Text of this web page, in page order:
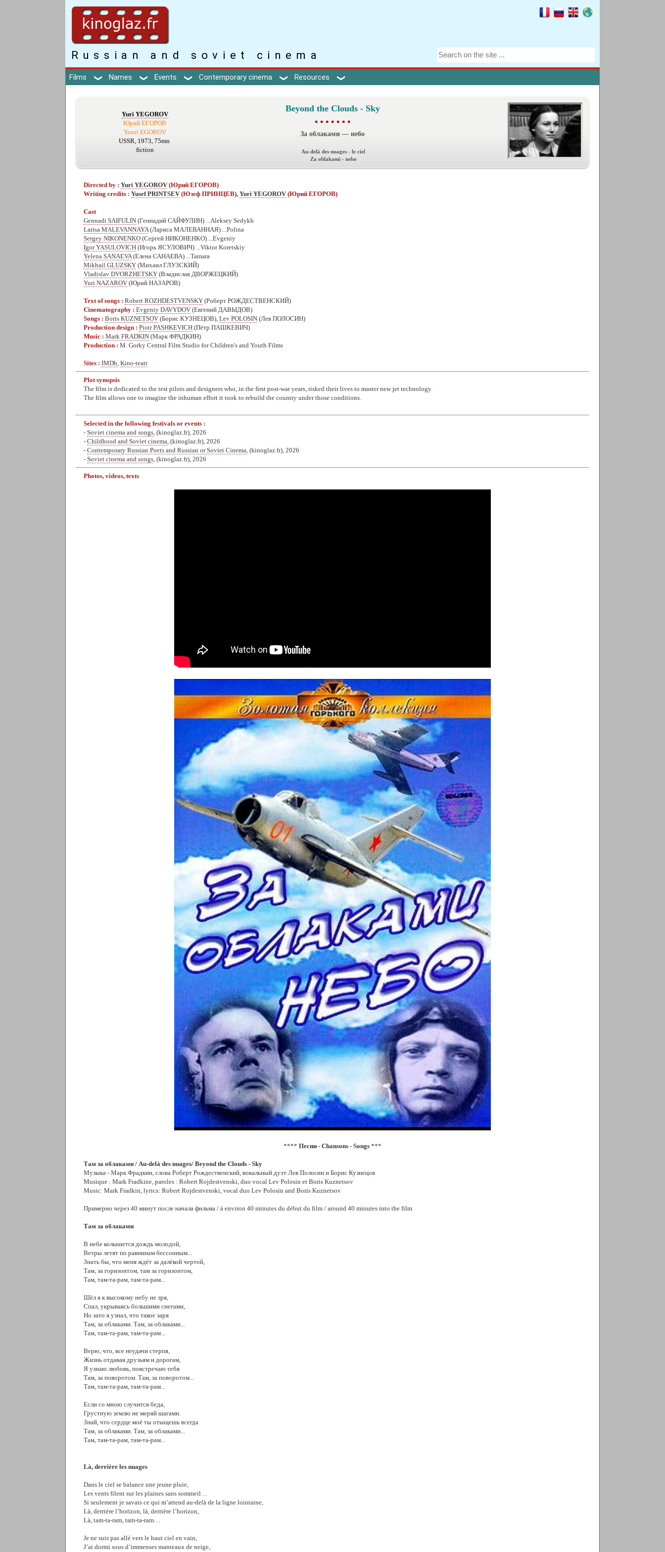
Russian and soviet cinema
Films Names Events Contemporary cinema Resources
Yuri YEGOROV
Юрий ЕГОРОВ
Youri EGOROV
USSR, 1973, 75mn
fiction
Beyond the Clouds - Sky
▪ ▪ ▪ ▪ ▪ ▪ ▪
За облаками — небо
Au-delà des nuages - le ciel
Za oblakami - nebo
Directed by : Yuri YEGOROV (Юрий ЕГОРОВ)
Writing credits : Yusef PRINTSEV (Юзеф ПРИНЦЕВ), Yuri YEGOROV (Юрий ЕГОРОВ)
Cast
Gennadi SAIFULIN (Геннадий САЙФУЛИН) ...Aleksey Sedykh
Larisa MALEVANNAYA (Лариса МАЛЕВАННАЯ) ...Polina
Sergey NIKONENKO (Сергей НИКОНЕНКО) ...Evgeniy
Igor YASULOVICH (Игорь ЯСУЛОВИЧ) ...Viktor Koretskiy
Yelena SANAEVA (Елена САНАЕВА) ...Tamara
Mikhail GLUZSKY (Михаил ГЛУЗСКИЙ)
Vladislav DVORZHETSKY (Владислав ДВОРЖЕЦКИЙ)
Yuri NAZAROV (Юрий НАЗАРОВ)
Text of songs : Robert ROZHDESTVENSKY (Роберт РОЖДЕСТВЕНСКИЙ)
Cinematography : Evgeniy DAVYDOV (Евгений ДАВЫДОВ)
Songs : Boris KUZNETSOV (Борис КУЗНЕЦОВ), Lev POLOSIN (Лев ПОЛОСИН)
Production design : Piotr PASHKEVICH (Пётр ПАШКЕВИЧ)
Music : Mark FRADKIN (Марк ФРАДКИН)
Production : M. Gorky Central Film Studio for Children's and Youth Films
Sites : IMDb Kino-teatr
Plot synopsis
The film is dedicated to the test pilots and designers who, in the first post-war years, risked their lives to master new jet technology.
The film allows one to imagine the inhuman effort it took to rebuild the country under those conditions.
Selected in the following festivals or events :
- Soviet cinema and songs , (kinoglaz.fr), 2026
- Childhood and Soviet cinema , (kinoglaz.fr), 2026
- Contemporary Russian Poets and Russian or Soviet Cinema , (kinoglaz.fr), 2026
- Soviet cinema and songs , (kinoglaz.fr), 2026
Photos, videos, texts
**** Песни - Chansons - Songs ***
Там за облаками / Au-delà des nuages/ Beyond the Clouds - Sky
Mузыка - Марк Фрадкин, слова Роберт Рождественский, вокальный дуэт Лев Полосин и Борис Кузнецов
Musique : Mark Fradkine, paroles : Robert Rojdestvenski, duo vocal Lev Polosin et Boris Kuznetsov
Music: Mark Fradkin, lyrics: Robert Rojdestvenski, vocal duo Lev Polosin and Boris Kuznetsov
Примерно через 40 минут после начала фильма / à environ 40 minutes du début du film / around 40 minutes into the film
Там за облаками
В небе колышется дождь молодой,
Ветры летят по равнинам бессонным...
Знать бы, что меня ждёт за далёкой чертой,
Там, за горизонтом, там за горизонтом,
Там, там-та-рам, там-та-рам...
Шёл я к высокому небу не зря,
Спал, укрываясь большими снегами,
Hо зато я узнал, что такое заря
Там, за облаками. Там, за облаками...
Там, там-та-рам, там-та-рам...
Верю, что, все неудачи стерпя,
Жизнь отдавая друзьям и дорогам,
Я узнаю любовь, повстречаю тебя
Там, за поворотом. Там, за поворотом...
Там, там-та-рам, там-та-рам...
Если со мною случится беда,
Грустную землю не меряй шагами.
Знай, что сердце моё ты отыщешь всегда
Там, за облаками. Там, за облаками...
Там, там-та-рам, там-та-рам...
Là, derrière les nuages
Dans le ciel se balance une jeune pluie,
Les vents filent sur les plaines sans sommeil…
Si seulement je savais ce qui m’attend au-delà de la ligne lointaine,
Là, derrière l’horizon, là, derrière l’horizon,
Là, tam-ta-ram, tam-ta-ram…
Je ne suis pas allé vers le haut ciel en vain,
J’ai dormi sous d’immenses manteaux de neige,